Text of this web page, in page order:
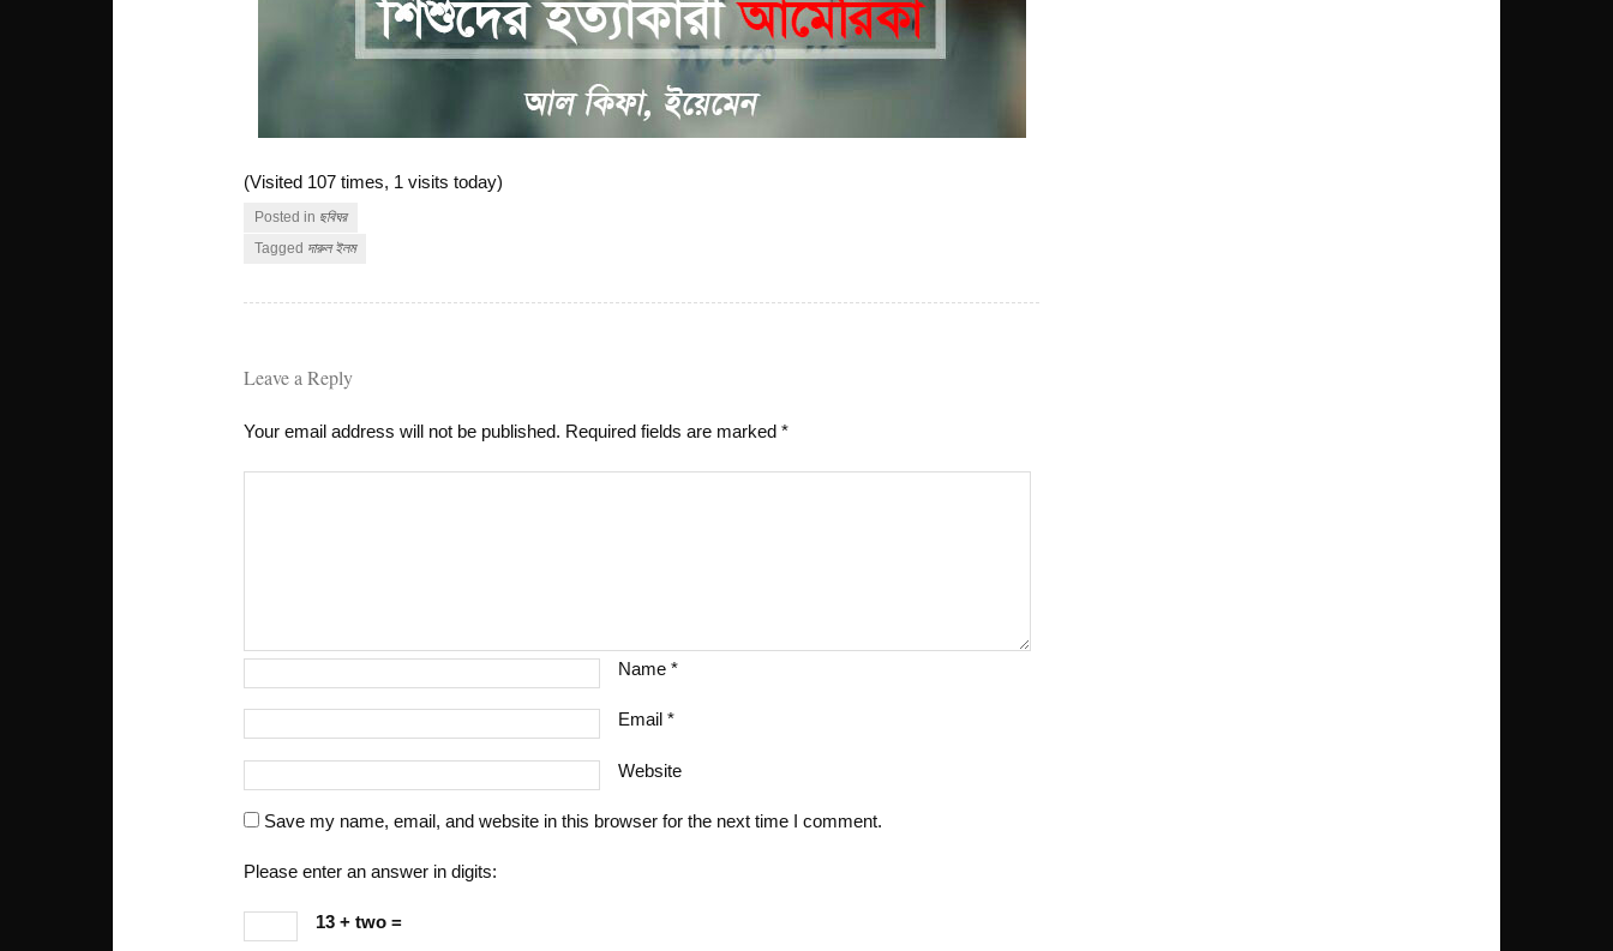
(Visited 107 times, 1 visits today)
Posted in ছবিঘর
Tagged দারুল ইলম
Leave a Reply
Your email address will not be published. Required fields are marked*
Name*
Email*
Website
Save my name, email, and website in this browser for the next time I comment.
Please enter an answer in digits:
13 + two =